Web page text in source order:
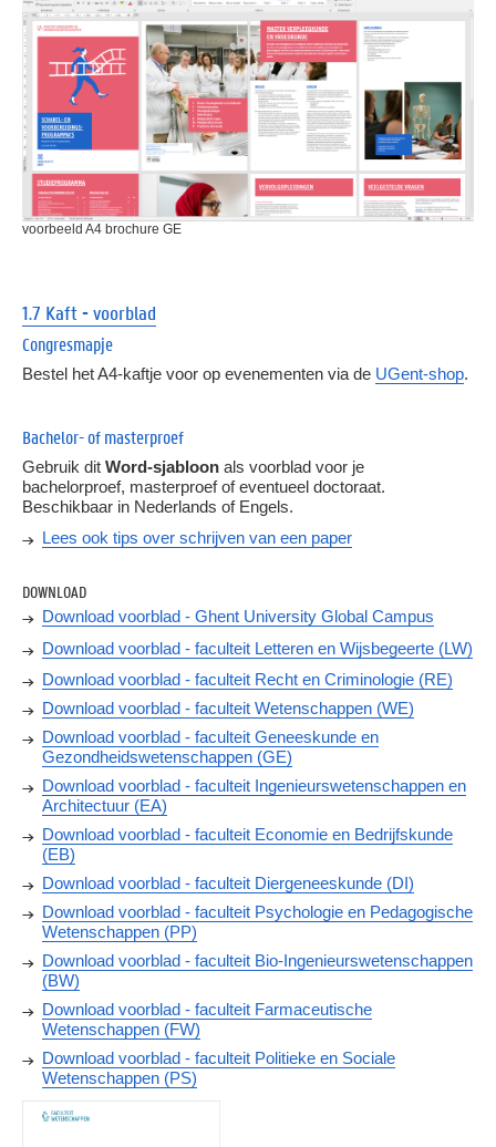
voorbeeld A4 brochure GE
1.7 Kaft - voorblad
Congresmapje
Bestel het A4-kaftje voor op evenementen via de UGent-shop.
Bachelor- of masterproef
Gebruik dit Word-sjabloon als voorblad voor je
bachelorproef, masterproef of eventueel doctoraat.
Beschikbaar in Nederlands of Engels.
Lees ook tips over schrijven van een paper
DOWNLOAD
Download voorblad - Ghent University Global Campus
Download voorblad - faculteit Letteren en Wijsbegeerte (LW)
Download voorblad - faculteit Recht en Criminologie (RE)
Download voorblad - faculteit Wetenschappen (WE)
Download voorblad - faculteit Geneeskunde en
Gezondheidswetenschappen (GE)
Download voorblad - faculteit Ingenieurswetenschappen en
Architectuur (EA)
Download voorblad - faculteit Economie en Bedrijfskunde
(EB)
Download voorblad - faculteit Diergeneeskunde (DI)
Download voorblad - faculteit Psychologie en Pedagogische
Wetenschappen (PP)
Download voorblad - faculteit Bio-Ingenieurswetenschappen
(BW)
Download voorblad - faculteit Farmaceutische
Wetenschappen (FW)
Download voorblad - faculteit Politieke en Sociale
Wetenschappen (PS)